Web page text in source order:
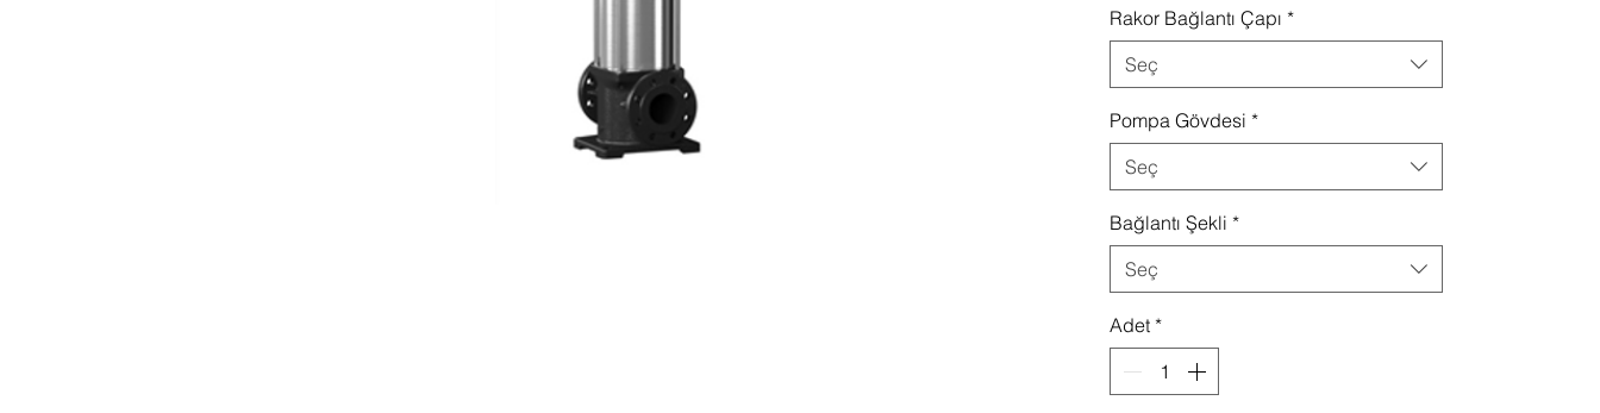
Rakor Bağlantı Çapı *
Seç
Pompa Gövdesi *
Seç
Bağlantı Şekli *
Seç
Adet *